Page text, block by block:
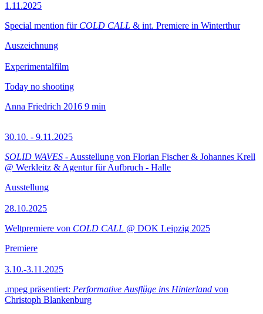
1.11.2025
Special mention für COLD CALL & int. Premiere in Winterthur
Auszeichnung
Experimentalfilm
Today no shooting
Anna Friedrich 2016 9 min
30.10. - 9.11.2025
SOLID WAVES - Ausstellung von Florian Fischer & Johannes Krell
@ Werkleitz & Agentur für Aufbruch - Halle
Ausstellung
28.10.2025
Weltpremiere von COLD CALL @ DOK Leipzig 2025
Premiere
3.10.-3.11.2025
.mpeg präsentiert: Performative Ausflüge ins Hinterland von
Christoph Blankenburg